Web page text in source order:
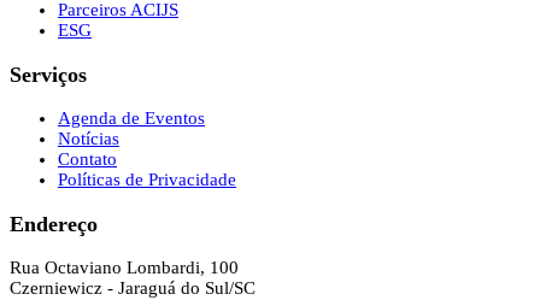
Parceiros ACIJS
ESG
Serviços
Agenda de Eventos
Notícias
Contato
Políticas de Privacidade
Endereço
Rua Octaviano Lombardi, 100
Czerniewicz - Jaraguá do Sul/SC